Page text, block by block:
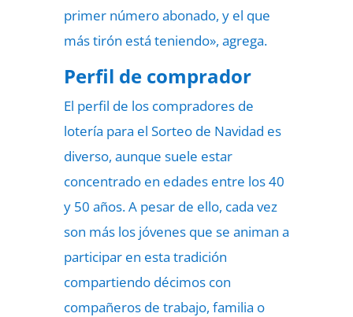
primer número abonado, y el que
más tirón está teniendo», agrega.
Perfil de comprador
El perfil de los compradores de
lotería para el Sorteo de Navidad es
diverso, aunque suele estar
concentrado en edades entre los 40
y 50 años. A pesar de ello, cada vez
son más los jóvenes que se animan a
participar en esta tradición
compartiendo décimos con
compañeros de trabajo, familia o